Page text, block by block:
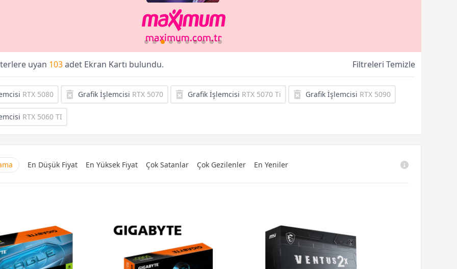
uyan 103adet Ekran Kartı bulundu. Filtreleri Temizle
RTX 5080 Grafik İşlemcisi RTX 5070 Grafik İşlemcisi RTX 5070 Ti Grafik İşlemcisi RTX 5090
RTX 5060 TI
En Düşük Fiyat En Yüksek Fiyat Çok Satanlar Çok Gezilenler En Yeniler